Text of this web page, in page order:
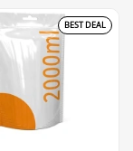
BEST DEAL